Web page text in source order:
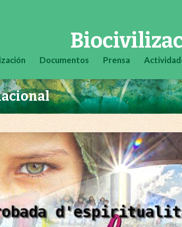
Documentos Prensa